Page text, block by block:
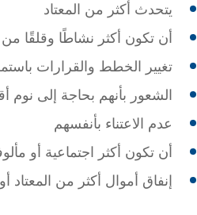
يتحدث أكثر من المعتاد
أن تكون أكثر نشاطًا وقلقًا من
تغيير الخطط والقرارات
الشعور بأنهم بحاجة إلى نوم
عدم الاعتناء بأنفسهم
أن تكون أكثر اجتماعية أو
إنفاق أموال أكثر من